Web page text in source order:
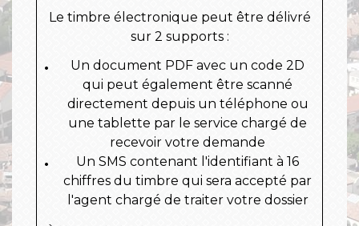
Le timbre électronique peut être délivré
sur 2 supports :
Un document PDF avec un code 2D
qui peut également être scanné
directement depuis un téléphone ou
une tablette par le service chargé de
recevoir votre demande
Un SMS contenant l'identifiant à 16
chiffres du timbre qui sera accepté par
l'agent chargé de traiter votre dossier